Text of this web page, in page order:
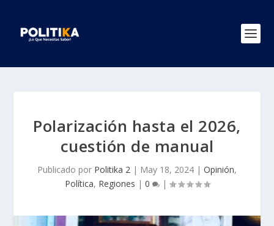
Polarización hasta el 2026,
cuestión de manual
Publicado por Politika 2 | May 18, 2024 | Opinión,
Política, Regiones | 0 |